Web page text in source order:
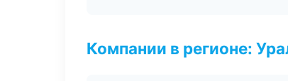
Компании в регионе: